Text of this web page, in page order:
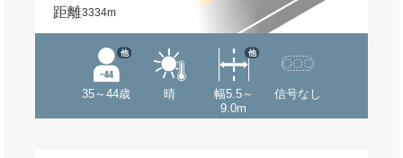
距離3334m
35～44歳
他
晴
幅5.5～
9.0m
他
信号なし